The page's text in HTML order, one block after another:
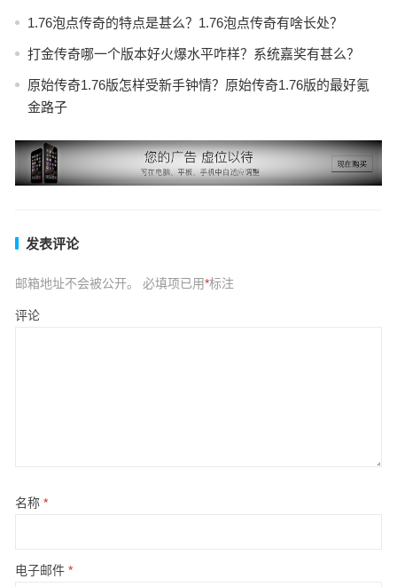
1.76泡点传奇的特点是甚么？1.76泡点传奇有啥长处？
打金传奇哪一个版本好火爆水平咋样？系统嘉奖有甚么？
原始传奇1.76版怎样受新手钟情？原始传奇1.76版的最好氪
金路子
发表评论
邮箱地址不会被公开。 必填项已用*标注
评论
名称 *
电子邮件 *